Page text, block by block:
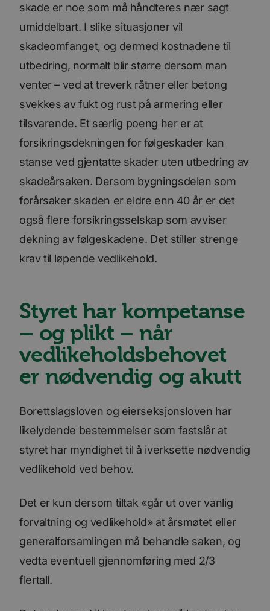
skade er noe som må håndteres nær sagt
umiddelbart. I slike situasjoner vil
skadeomfanget, og dermed kostnadene til
utbedring, normalt blir større dersom man
venter – ved at treverk råtner eller betong
svekkes av fukt og rust på armering eller
tilsvarende. Et særlig poeng her er at
forsikringsdekningen for følgeskader kan
stanse ved gjentatte skader uten utbedring av
skadeårsaken. Dersom bygningsdelen som
forårsaker skaden er eldre enn 40 år er det
også flere forsikringsselskap som avviser
dekning av følgeskadene. Det stiller strenge
krav til løpende vedlikehold.
Styret har kompetanse
– og plikt – når
vedlikeholdsbehovet
er nødvendig og akutt
Borettslagsloven og eierseksjonsloven har
likelydende bestemmelser som fastslår at
styret har myndighet til å iverksette nødvendig
vedlikehold ved behov.
Det er kun dersom tiltak «går ut over vanlig
forvaltning og vedlikehold» at årsmøtet eller
generalforsamlingen må behandle saken, og
vedta eventuell gjennomføring med 2/3
flertall.